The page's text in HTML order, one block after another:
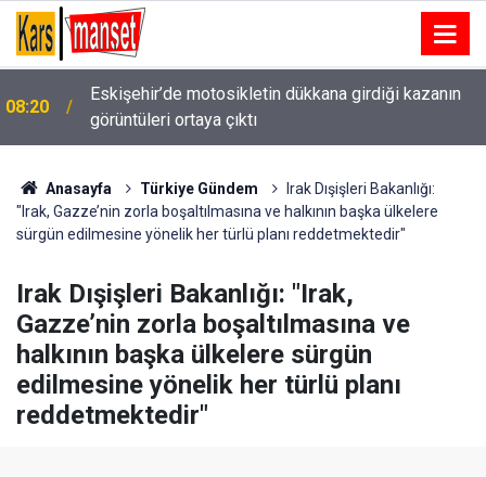
08:20
Eskişehir’de motosikletin dükkana girdiği kazanın
görüntüleri ortaya çıktı
08:16
Erzincan’da bölgesel deprem tatbikatı öncesi
hazırlık toplantısı düzenlendi
Anasayfa Türkiye Gündem
Irak Dışişleri Bakanlığı:
"Irak, Gazze’nin zorla boşaltılmasına ve halkının başka ülkelere
sürgün edilmesine yönelik her türlü planı reddetmektedir"
Irak Dışişleri Bakanlığı: "Irak,
Gazze’nin zorla boşaltılmasına ve
halkının başka ülkelere sürgün
edilmesine yönelik her türlü planı
reddetmektedir"